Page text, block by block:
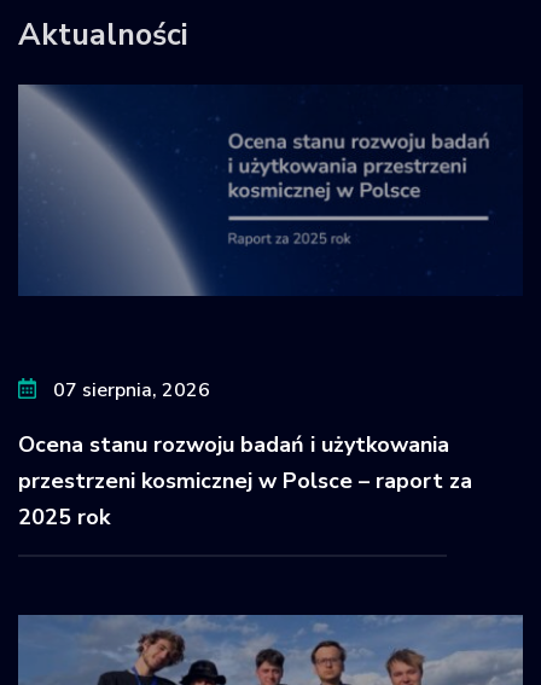
Aktualności
07 sierpnia, 2026
Ocena stanu rozwoju badań i użytkowania
przestrzeni kosmicznej w Polsce – raport za
2025 rok